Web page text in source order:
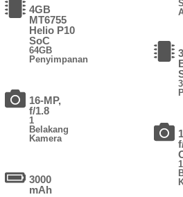
4GB
MT6755
Helio P10
SoC
64GB
Penyimpanan
16-MP,
f/1.8
1
Belakang
Kamera
3000
mAh
1